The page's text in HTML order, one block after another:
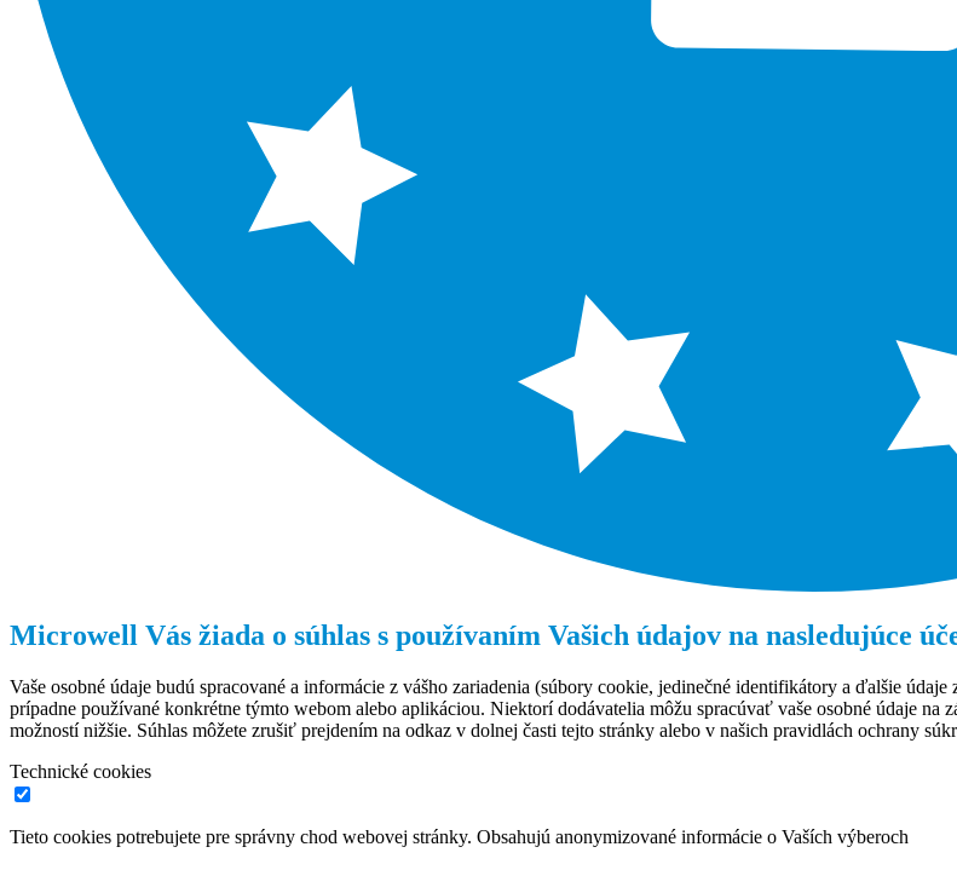
Microwell Vás žiada o súhlas s používaním Vašich údajov na nasledujúce
Vaše osobné údaje budú spracované a informácie z vášho zariadenia (súbory cookie, jedinečné identifikátory a ďalšie
prípadne používané konkrétne týmto webom alebo aplikáciou. Niektorí dodávatelia môžu spracúvať vaše osobné údaje
možností nižšie. Súhlas môžete zrušiť prejdením na odkaz v dolnej časti tejto stránky alebo v našich pravidlách ochrany
Technické cookies
Tieto cookies potrebujete pre správny chod webovej stránky. Obsahujú anonymizované informácie o Vaších výberoch